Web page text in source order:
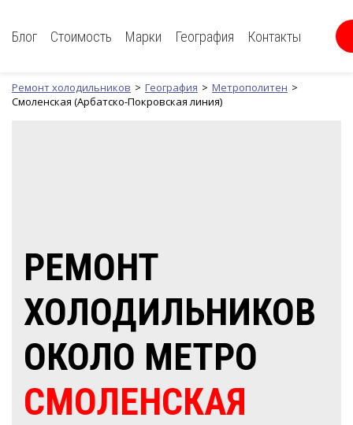
Блог Стоимость Марки География Контакты
Ремонт холодильников География
Метрополитен
Смоленская (Арбатско-Покровская линия)
РЕМОНТ
ХОЛОДИЛЬНИКОВ
ОКОЛО МЕТРО
СМОЛЕНСКАЯ